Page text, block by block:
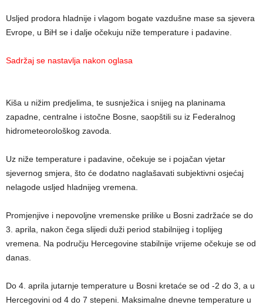
Usljed prodora hladnije i vlagom bogate vazdušne mase sa sjevera
Evrope, u BiH se i dalje očekuju niže temperature i padavine.
Sadržaj se nastavlja nakon oglasa
Kiša u nižim predjelima, te susnježica i snijeg na planinama
zapadne, centralne i istočne Bosne, saopštili su iz Federalnog
hidrometeorološkog zavoda.
Uz niže temperature i padavine, očekuje se i pojačan vjetar
sjevernog smjera, što će dodatno naglašavati subjektivni osjećaj
nelagode usljed hladnijeg vremena.
Promjenjive i nepovoljne vremenske prilike u Bosni zadržaće se do
3. aprila, nakon čega slijedi duži period stabilnijeg i toplijeg
vremena. Na području Hercegovine stabilnije vrijeme očekuje se od
danas.
Do 4. aprila jutarnje temperature u Bosni kretaće se od -2 do 3, a u
Hercegovini od 4 do 7 stepeni. Maksimalne dnevne temperature u